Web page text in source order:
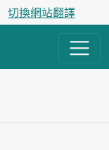
切換網站翻譯